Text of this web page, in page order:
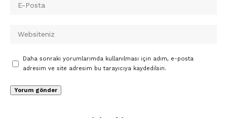
Daha sonraki yorumlarımda kullanılması için adım, e-posta
adresim ve site adresim bu tarayıcıya kaydedilsin.